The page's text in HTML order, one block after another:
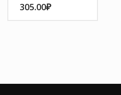
305.00₽